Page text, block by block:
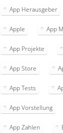
App Herausgeber
Apple App
App Projekte
App Store
App Tests
App Vorstellung
App Zahlen